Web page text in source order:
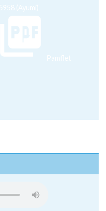
(Ayumi)
Pamflet